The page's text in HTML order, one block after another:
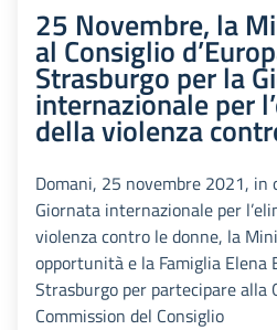
25 Novembre, la
al Consiglio
Strasburgo per la
internazionale per
della violenza
Domani, 25 novembre 2021, in
Giornata internazionale per
violenza contro le donne, la
opportunità e la Famiglia Elena
Strasburgo per partecipare alla
Commission del Consiglio